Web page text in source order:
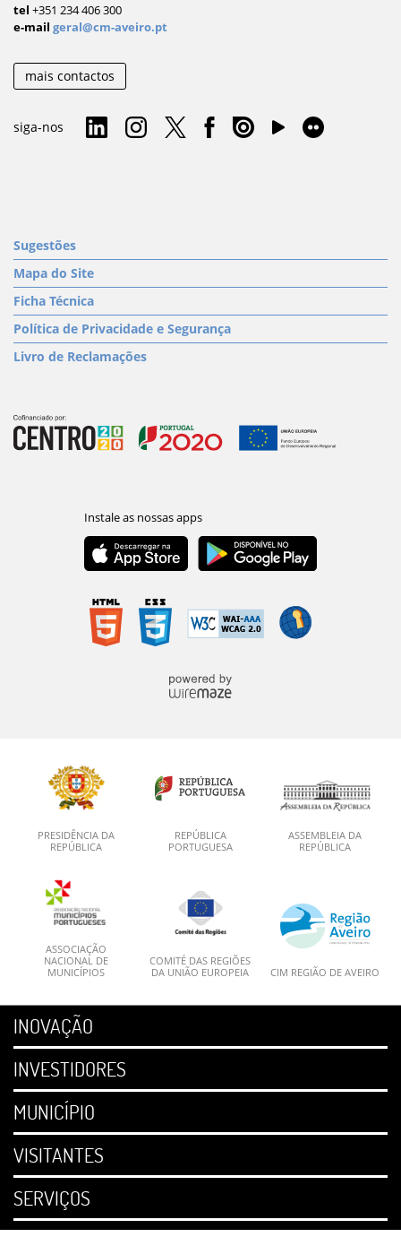
tel +351 234 406 300
e-mail geral@cm-aveiro.pt
mais contactos
siga-nos
Sugestões
Mapa do Site
Ficha Técnica
Política de Privacidade e Segurança
Livro de Reclamações
PRESIDÊNCIA DA
REPÚBLICA
REPÚBLICA
PORTUGUESA
ASSEMBLEIA DA
REPÚBLICA
ASSOCIAÇÃO
NACIONAL DE
MUNICÍPIOS
COMITÉ DAS REGIÕES
DA UNIÃO EUROPEIA
CIM REGIÃO DE AVEIRO
INOVAÇÃO
INVESTIDORES
MUNICÍPIO
VISITANTES
SERVIÇOS